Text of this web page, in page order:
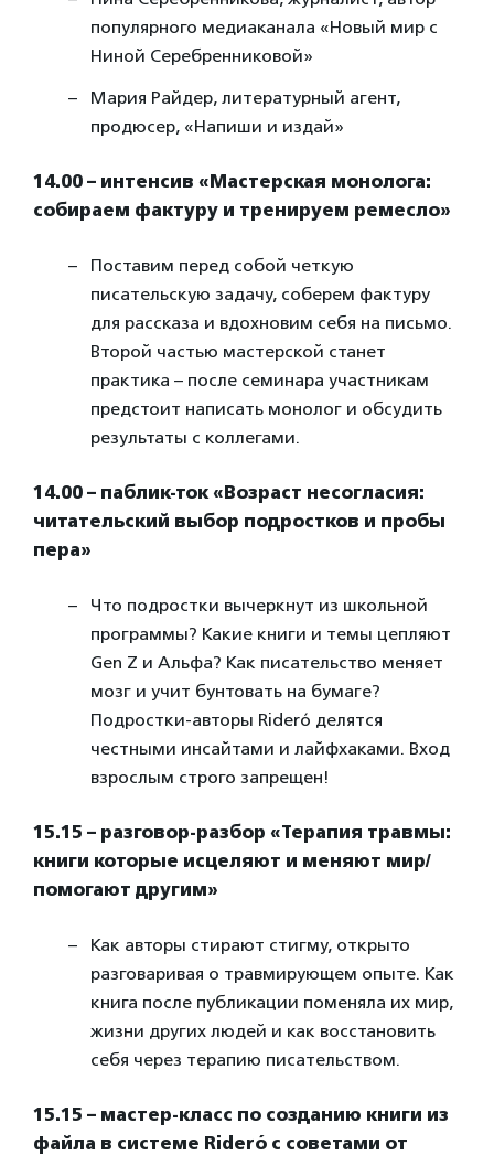
популярного медиаканала «Новый мир с
Ниной Серебренниковой»
Мария Райдер, литературный агент,
продюсер, «Напиши и издай»
14.00 – интенсив «Мастерская монолога:
собираем фактуру и тренируем ремесло»
Поставим перед собой четкую
писательскую задачу, соберем фактуру
для рассказа и вдохновим себя на письмо.
Второй частью мастерской станет
практика – после семинара участникам
предстоит написать монолог и обсудить
результаты с коллегами.
14.00 – паблик-ток «Возраст несогласия:
читательский выбор подростков и пробы
пера»
Что подростки вычеркнут из школьной
программы? Какие книги и темы цепляют
Gen Z и Альфа? Как писательство меняет
мозг и учит бунтовать на бумаге?
Подростки-авторы Rideró делятся
честными инсайтами и лайфхаками. Вход
взрослым строго запрещен!
15.15 – разговор-разбор «Терапия травмы:
книги которые исцеляют и меняют мир/
помогают другим»
Как авторы стирают стигму, открыто
разговаривая о травмирующем опыте. Как
книга после публикации поменяла их мир,
жизни других людей и как восстановить
себя через терапию писательством.
15.15 – мастер-класс по созданию книги из
файла в системе Rideró с советами от